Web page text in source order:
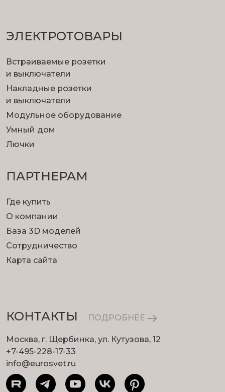
ЭЛЕКТРОТОВАРЫ
Встраиваемые розетки
и выключатели
Накладные розетки
и выключатели
Модульное оборудование
Умный дом
Лючки
ПАРТНЕРАМ
Где купить
О компании
База 3D моделей
Сотрудничество
Карта сайта
КОНТАКТЫ ПОДРОБНЕЕ
Москва, г. Щербинка, ул. Кутузова, 12
+7-495-228-17-33
info@eurosvet.ru